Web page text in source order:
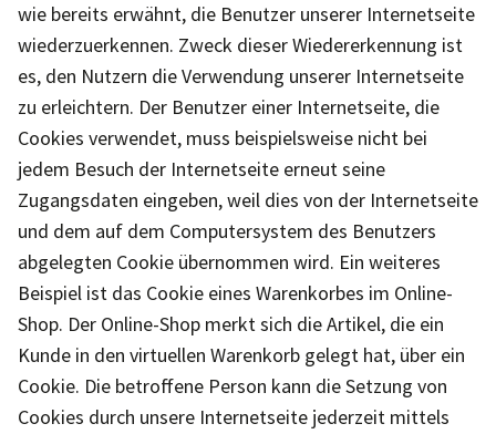
wie bereits erwähnt, die Benutzer unserer Internetseite
wiederzuerkennen. Zweck dieser Wiedererkennung ist
es, den Nutzern die Verwendung unserer Internetseite
zu erleichtern. Der Benutzer einer Internetseite, die
Cookies verwendet, muss beispielsweise nicht bei
jedem Besuch der Internetseite erneut seine
Zugangsdaten eingeben, weil dies von der Internetseite
und dem auf dem Computersystem des Benutzers
abgelegten Cookie übernommen wird. Ein weiteres
Beispiel ist das Cookie eines Warenkorbes im Online-
Shop. Der Online-Shop merkt sich die Artikel, die ein
Kunde in den virtuellen Warenkorb gelegt hat, über ein
Cookie. Die betroffene Person kann die Setzung von
Cookies durch unsere Internetseite jederzeit mittels